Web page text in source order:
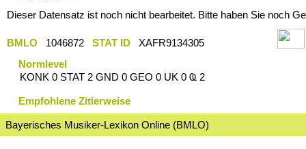
Dieser Datensatz ist noch nicht bearbeitet. Bitte haben Sie noch
BMLO 1046872 STAT ID
XAFR9134305
Normlevel
KONK 0 STAT 2 GND 0 GEO 0 UK 0 Ҩ 2
Empfohlene Zitierweise
Bayerisches Musiker-Lexikon Online (BMLO)